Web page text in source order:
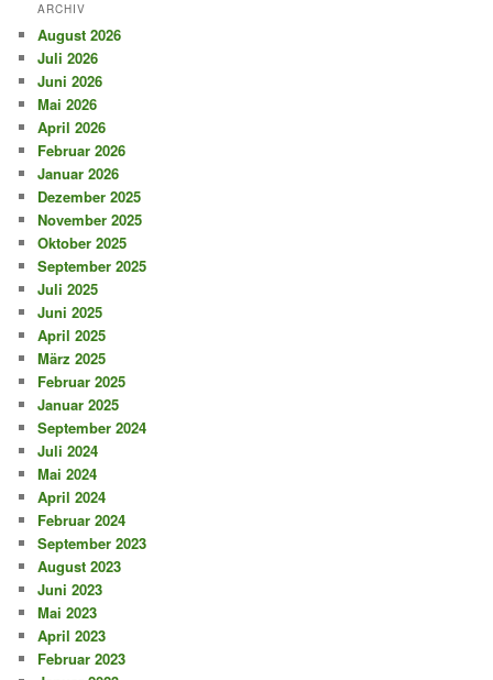
ARCHIV
August 2026
Juli 2026
Juni 2026
Mai 2026
April 2026
Februar 2026
Januar 2026
Dezember 2025
November 2025
Oktober 2025
September 2025
Juli 2025
Juni 2025
April 2025
März 2025
Februar 2025
Januar 2025
September 2024
Juli 2024
Mai 2024
April 2024
Februar 2024
September 2023
August 2023
Juni 2023
Mai 2023
April 2023
Februar 2023